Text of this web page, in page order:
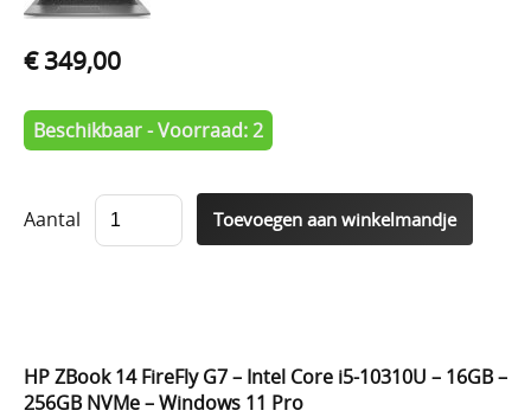
€ 349,00
Beschikbaar - Voorraad: 2
Aantal
HP ZBook 14 FireFly G7 – Intel Core i5-10310U – 16GB –
256GB NVMe – Windows 11 Pro